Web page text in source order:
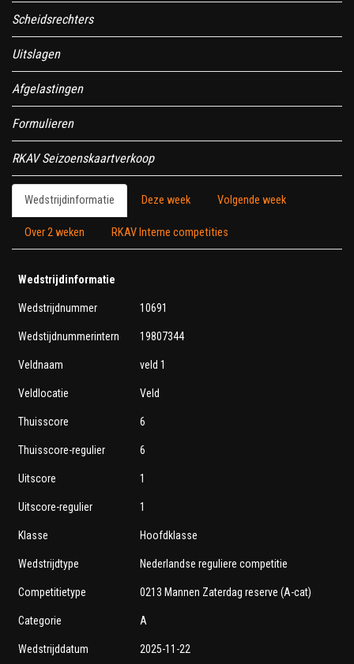
Scheidsrechters
Uitslagen
Afgelastingen
Formulieren
RKAV Seizoenskaartverkoop
Wedstrijdinformatie Deze week Volgende week
Over 2 weken RKAV Interne competities
Wedstrijdinformatie
Wedstrijdnummer 10691
Wedstijdnummerintern 19807344
Veldnaam veld 1
Veldlocatie Veld
Thuisscore 6
Thuisscore-regulier 6
Uitscore 1
Uitscore-regulier 1
Klasse Hoofdklasse
Wedstrijdtype Nederlandse reguliere competitie
Competitietype 0213 Mannen Zaterdag reserve (A-cat)
Categorie A
Wedstrijddatum 2025-11-22